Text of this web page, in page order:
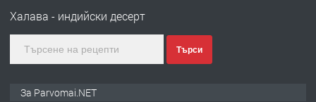
Халава - индийски десерт
Търси
За Parvomai.NET